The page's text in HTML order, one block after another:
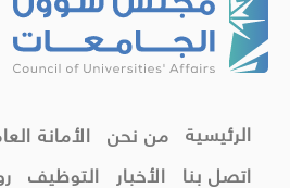
الرئيسية من نحن الأمانة
اتصل بنا الأخبار التوظيف